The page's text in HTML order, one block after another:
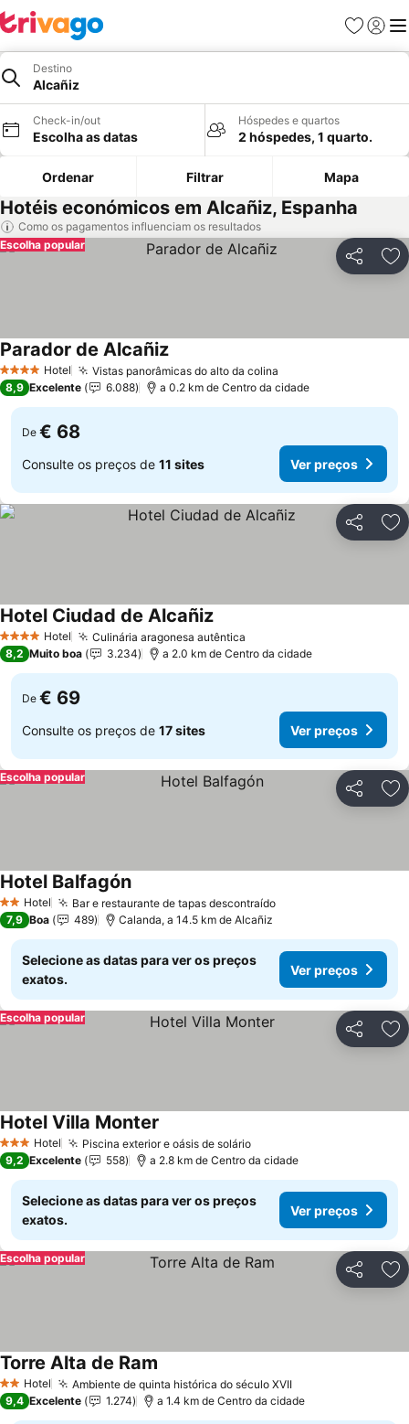
Favoritos
Iniciar
Destino
Alcañiz
Check-in/out
Escolha as datas
Hóspedes e quartos
2 hóspedes, 1 quarto.
Ordenar Filtrar Mapa
Hotéis económicos em Alcañiz, Espanha
Como os pagamentos influenciam os resultados
Partilhar
Escolha popular
4 EstrelasHotel Vistas panorâmicas do alto da colina
Parador de AlcañizVer preços
8,9 Excelente 6.088 a 0.2 km de Centro da cidade
De € 68
Consulte os preços de 11 sites Ver preços
Partilhar
4 EstrelasHotel Culinária aragonesa autêntica
Hotel Ciudad de AlcañizVer preços
8,2 Muito boa 3.234 a 2.0 km de Centro da cidade
De € 69
Consulte os preços de 17 sites Ver preços
Partilhar
Escolha popular
2 Estrelas
Hotel Bar e restaurante de tapas descontraídoVer preços
Hotel BalfagónVer preços
7,9 Boa 489 Calanda, a 14.5 km de Alcañiz
Selecione as datas para ver os preços
exatos.
Ver preços
Partilhar
Escolha popular
3 EstrelasHotel Piscina exterior e oásis de solárioVer preços
Hotel Villa Monter
9,2 Excelente 558 a 2.8 km de Centro da cidade
Selecione as datas para ver os preços
exatos.
Ver preços
Partilhar
Escolha popular
2 Estrelas
Hotel Ambiente de quinta histórica do século XVIIVer preços
Torre Alta de Ram
9,4 Excelente 1.274 a 1.4 km de Centro da cidade